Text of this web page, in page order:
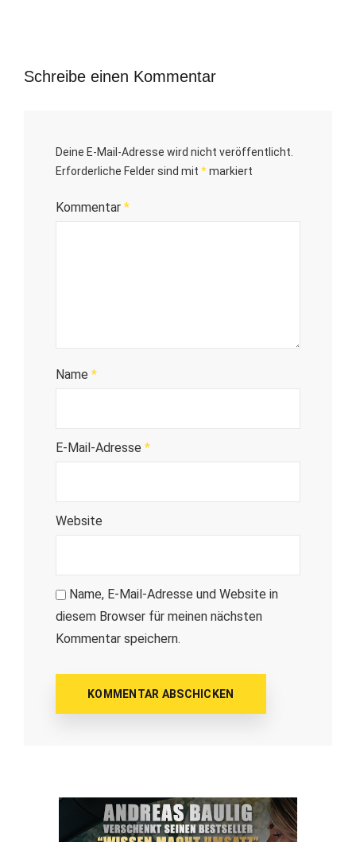
Schreibe einen Kommentar
Deine E-Mail-Adresse wird nicht veröffentlicht.
Erforderliche Felder sind mit *markiert
Kommentar *
Name *
E-Mail-Adresse *
Website
Name, E-Mail-Adresse und Website in
diesem Browser für meinen nächsten
Kommentar speichern.